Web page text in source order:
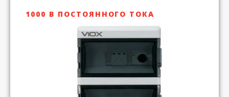
1000 В ПОСТОЯННОГО ТОКА